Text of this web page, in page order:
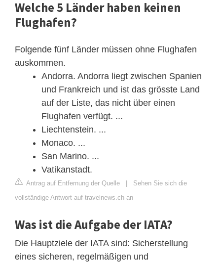
Welche 5 Länder haben keinen
Flughafen?
Folgende fünf Länder müssen ohne Flughafen
auskommen.
Andorra. Andorra liegt zwischen Spanien
und Frankreich und ist das grösste Land
auf der Liste, das nicht über einen
Flughafen verfügt. ...
Liechtenstein. ...
Monaco. ...
San Marino. ...
Vatikanstadt.
Antrag auf Entfernung der Quelle | Sehen Sie sich die
vollständige Antwort auf travelnews.ch an
Was ist die Aufgabe der IATA?
Die Hauptziele der IATA sind: Sicherstellung
eines sicheren, regelmäßigen und